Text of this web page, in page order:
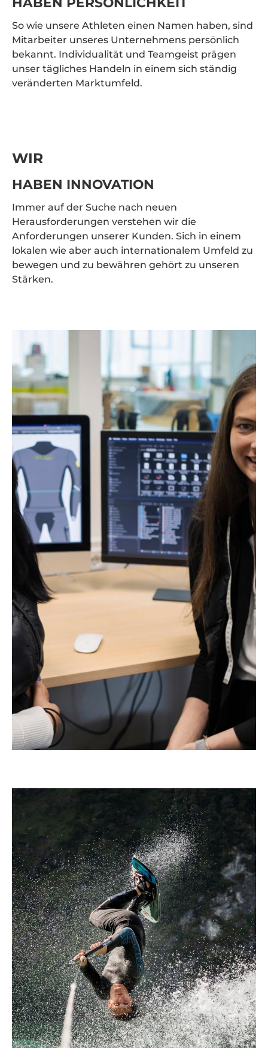
So wie unsere Athleten einen Namen haben, sind
Mitarbeiter unseres Unternehmens persönlich
bekannt. Individualität und Teamgeist prägen
unser tägliches Handeln in einem sich ständig
veränderten Marktumfeld.
WIR
HABEN INNOVATION
Immer auf der Suche nach neuen
Herausforderungen verstehen wir die
Anforderungen unserer Kunden. Sich in einem
lokalen wie aber auch internationalem Umfeld zu
bewegen und zu bewähren gehört zu unseren
Stärken.